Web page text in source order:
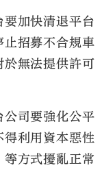
加快清退平台
止招募不合規車
無法提供許可
司要強化公平
利用資本惡性
方式擾亂正常